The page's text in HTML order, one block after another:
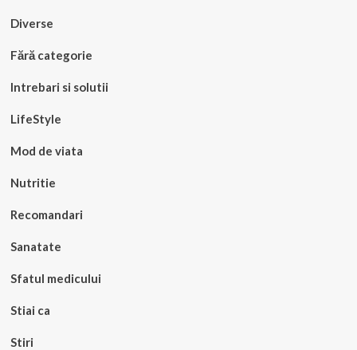
Diverse
Fără categorie
Intrebari si solutii
LifeStyle
Mod de viata
Nutritie
Recomandari
Sanatate
Sfatul medicului
Stiai ca
Stiri